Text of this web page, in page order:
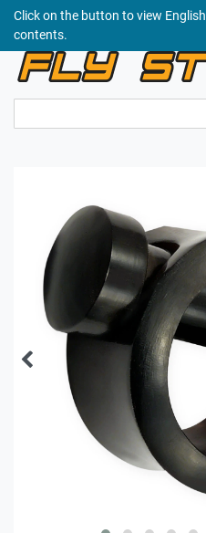
Click on the button to view English
contents.